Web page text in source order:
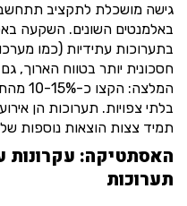
גישה מושכלת לתקציב
באלמנטים השונים. השקעה
בתערוכות עתידיות (כמו
חסכונית יותר בטווח הארוך,
בלתי צפויות. תערוכות הן
תמיד צצות הוצאות נוספות
האסתטיקה: עקרונות
תערוכות